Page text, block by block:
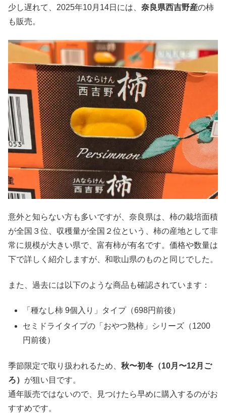
少し遅れて、2025年10月14日には、 奈良県西吉野産の柿
も販売。
意外と知らない方も多いですが、奈良県は、柿の栽培面積
が全国３位、収穫量が全国２位という、柿の産地として非
常に規模が大きい県で、富有柿が有名です。価格や数量は
下で詳しく紹介しますが、和歌山県のものと同じでした。
また、過去には以下のような商品も確認されています：
「種なし柿 9個入り」タイプ（698円前後）
セミドライタイプの「おやつ熟柿」シリーズ（1200
円前後）
季節限定で取り扱われるため、 秋〜初冬（10月〜12月ご
ろ） が狙い目です。
通年販売ではないので、見つけたら早めに購入するのがお
すすめです。